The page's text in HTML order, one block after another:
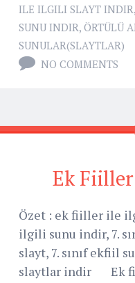
ILE ILGILI SLAYT INDIR,
SUNU INDIR, ÖRTÜLÜ
SUNULAR(SLAYTLAR)
NO COMMENTS
Ek
Özet : ek fiiller ile
ilgili sunu indir, 7.
slayt, 7. sınıf ekfiil
slaytlar indir Ek fiil